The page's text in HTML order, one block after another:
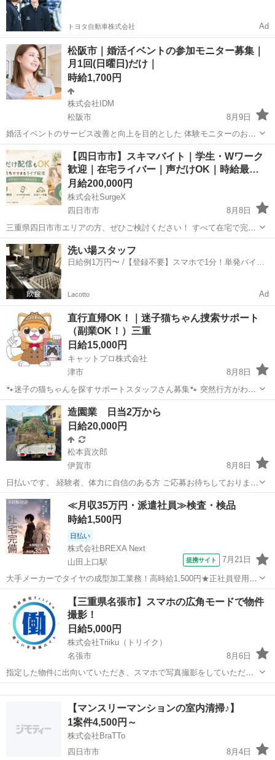
トヨタ自動車株式会社 Ad
松阪市｜婚活イベントの参加モニター募集｜
月1回(日曜日)だけ｜
時給1,700円
株式会社IDM
松阪市
8月9日
婚活イベントのサービス改善と向上を目的とした 体験モニターのお仕
事です。 実際にイベントへご参加いただき、 イベント終了後に簡単な
アンケートへご回答いただきます。 主に公共施設で日中に開催される
健全なイベントです...
三重 松阪市 その他 アンケート
【四日市市】スキマバイト｜学生・Wワーク
歓迎｜在宅ライバー｜声だけOK｜時給最…
月給200,000円
株式会社SurgeX
四日市市
8月8日
三重県四日市市エリアの方、ぜひご検討ください！ すべて在宅で完結
するお仕事です。 授業やバイトの合間、深夜の空き時間を使って収入
を増やしたい学生さん・Wワーカーさん向けの求人です。 配信内容は
雑談、ゲーム実況、...
三重 四日市市 その他
洗い場スタッフ
日給例1万円〜 /【登録不要】スマホで1分！単発バイト
Lacotto Ad
直行直帰OK！｜迷子猫ちゃん捜索サポート
（副業OK！）三重
日給15,000円
キャットプロ株式会社
津市
8月8日
🐾迷子の猫ちゃんを探すサポートスタッフさん募集🐾 突然行方がわか
らなくなってしまった猫ちゃんが、 再び飼い主さんのもとへ帰れるよ
うお手伝いするお仕事です🐱 猫ちゃんが見つかり、 飼い主さんから
「本当にありがと...
三重 津市 その他 スタッフ
造園業 日当2万から
日給20,000円
松本貢次郎
伊賀市
8月8日
日払いです。 経験者、体力に自信のある方 ご応募お待ちしておりま
す。 草刈り、伐採業務
三重 伊賀市 その他 造園業
≪月収35万円・派遣社員≫検査・検品
時給1,500円
日払い
株式会社BREXA Next
山田上口駅
提携サイト 7月21日
大手メーカーでタイヤの成型加工業務！高時給1,500円★正社員登用制
度あり！ワンルーム寮完備！マイカー通勤OK！無料駐車場あり！《三
重県伊勢市》 人気の工場のお仕事 ◇タイヤの製造◇ トラック・バ
ス・RV車用を中心とした...
三重 山田上口駅 その他
【三重県名張市】スマホの広角モードで物件
撮影！
日給5,000円
株式会社Triiku（トリイク）
名張市
8月6日
指定した物件に出向いていただき、スマホで写真撮影をしていただく
お仕事です。 未経験の方でも、見本を見ながら撮影するだけなので簡
単です！ 【お仕事内容】 ・物件の「外観・室内・ライフライン（水回
りなど）」をスマートフ...【マンスリーマンションの室内清掃♪】
1案件4,500円～
株式会社BraTTo
四日市市
8月4日